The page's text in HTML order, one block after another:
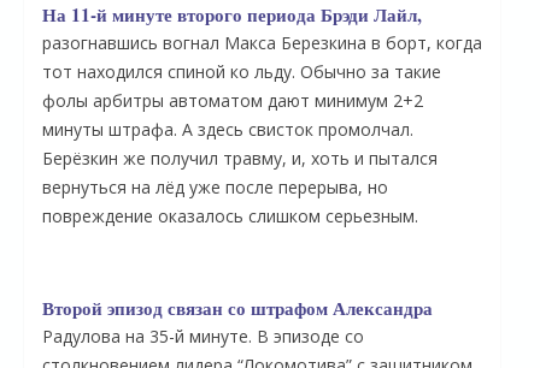
На 11-й минуте второго периода Брэди Лайл,
разогнавшись вогнал Макса Березкина в борт, когда
тот находился спиной ко льду. Обычно за такие
фолы арбитры автоматом дают минимум 2+2
минуты штрафа. А здесь свисток промолчал.
Берёзкин же получил травму, и, хоть и пытался
вернуться на лёд уже после перерыва, но
повреждение оказалось слишком серьезным.
Второй эпизод связан со штрафом Александра
Радулова на 35-й минуте. В эпизоде со